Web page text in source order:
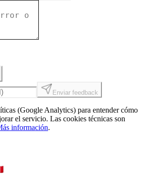
Enviar feedback
(Google Analytics) para entender cómo
el servicio. Las cookies técnicas son
información.